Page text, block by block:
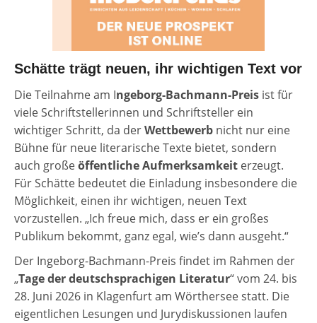
Schätte trägt neuen, ihr wichtigen Text vor
Die Teilnahme am Ingeborg-Bachmann-Preis ist für
viele Schriftstellerinnen und Schriftsteller ein
wichtiger Schritt, da derWettbewerb nicht nur eine
Bühne für neue literarische Texte bietet, sondern
auch großeöffentliche Aufmerksamkeit erzeugt.
Für Schätte bedeutet die Einladung insbesondere die
Möglichkeit, einen ihr wichtigen, neuen Text
vorzustellen. „Ich freue mich, dass er ein großes
Publikum bekommt, ganz egal, wie’s dann ausgeht.“
Der Ingeborg-Bachmann-Preis findet im Rahmen der
„Tage der deutschsprachigen Literatur“ vom 24. bis
28. Juni 2026 in Klagenfurt am Wörthersee statt. Die
eigentlichen Lesungen und Jurydiskussionen laufen